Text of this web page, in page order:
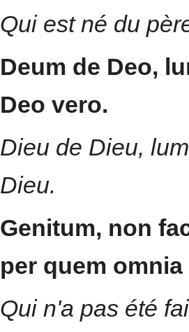
Qui est né du
Deum de Deo,
Deo vero.
Dieu de Dieu,
Dieu.
Genitum, non
per quem
Qui n'a pas été